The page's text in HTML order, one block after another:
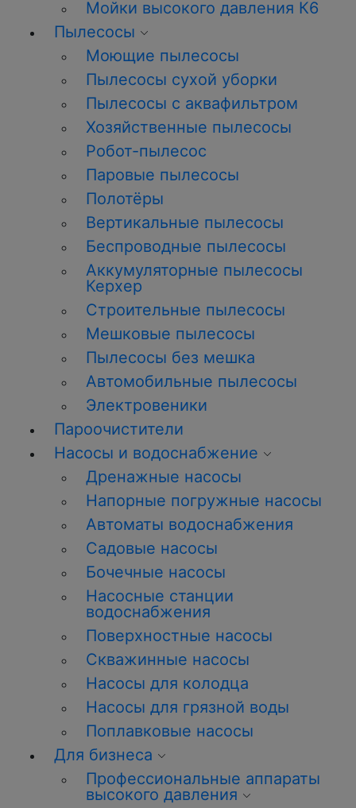
Мойки высокого давления К6
Пылесосы
Моющие пылесосы
Пылесосы сухой уборки
Пылесосы с аквафильтром
Хозяйственные пылесосы
Робот-пылесос
Паровые пылесосы
Полотёры
Вертикальные пылесосы
Беспроводные пылесосы
Аккумуляторные пылесосы
Керхер
Строительные пылесосы
Мешковые пылесосы
Пылесосы без мешка
Автомобильные пылесосы
Электровеники
Пароочистители
Насосы и водоснабжение
Дренажные насосы
Напорные погружные насосы
Автоматы водоснабжения
Садовые насосы
Бочечные насосы
Насосные станции
водоснабжения
Поверхностные насосы
Скважинные насосы
Насосы для колодца
Насосы для грязной воды
Поплавковые насосы
Для бизнеса
Профессиональные аппараты
высокого давления